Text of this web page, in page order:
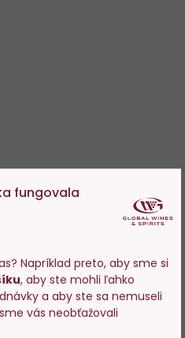
fungovala
Napríklad preto, aby sme si
, aby ste mohli ľahko
a aby ste sa nemuseli
vás neobťažovali
na stránky s
Prosím
už bolo 18